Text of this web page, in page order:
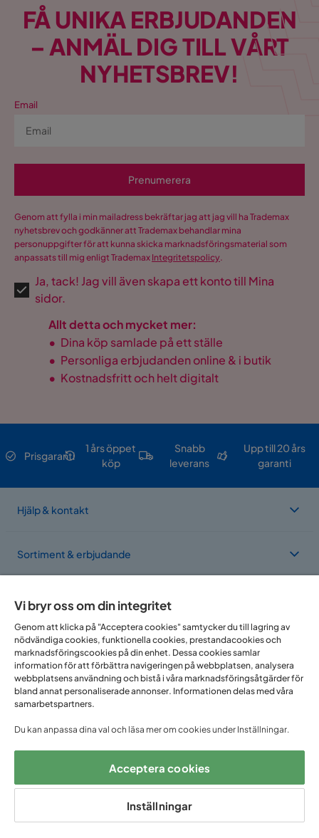
FÅ UNIKA ERBJUDANDEN
– ANMÄL DIG TILL VÅRT
NYHETSBREV!
Email
Prenumerera
Genom att fylla i min mailadress bekräftar jag att jag vill ha Trademax
nyhetsbrev och godkänner att Trademax behandlar mina
personuppgifter för att kunna skicka marknadsföringsmaterial som
anpassats till mig enligt Trademax Integritetspolicy.
Ja, tack! Jag vill även skapa ett konto till Mina
sidor.
Allt detta och mycket mer:
• Dina köp samlade på ett ställe
• Personliga erbjudanden online & i butik
• Kostnadsfritt och helt digitalt
Prisgaranti
1 års öppet
köp
Snabb
leverans
Upp till 20 års
garanti
Hjälp & kontakt
Sortiment & erbjudande
Om Trademax
Vi finns i flera länder
Följ oss på:
Vi bryr oss om din integritet
Genom att klicka på "Acceptera cookies" samtycker du till lagring av
nödvändiga cookies, funktionella cookies, prestandacookies och
marknadsföringscookies på din enhet. Dessa cookies samlar
information för att förbättra navigeringen på webbplatsen, analysera
webbplatsens användning och bistå i våra marknadsföringsåtgärder för
bland annat personaliserade annonser. Informationen delas med våra
samarbetspartners.
Du kan anpassa dina val och läsa mer om cookies under Inställningar.
Acceptera cookies
Inställningar